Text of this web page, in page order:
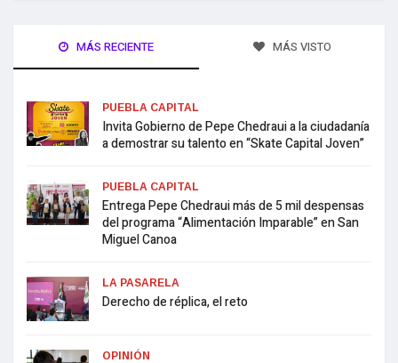
MÁS RECIENTE MÁS VISTO
PUEBLA CAPITAL
Invita Gobierno de Pepe Chedraui a la ciudadanía
a demostrar su talento en “Skate Capital Joven”
PUEBLA CAPITAL
Entrega Pepe Chedraui más de 5 mil despensas
del programa “Alimentación Imparable” en San
Miguel Canoa
LA PASARELA
Derecho de réplica, el reto
OPINIÓN